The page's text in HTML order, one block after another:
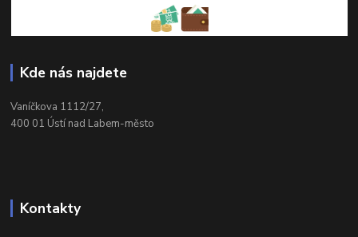
Kde nás najdete
Vaníčkova 1112/27,
400 01 Ústí nad Labem-město
Kontakty